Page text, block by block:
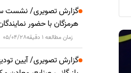
خانه جوان بندرعباس؛از برنامه
اثرگذاری اجتماعی
گزارش تصویری/ نشست
هرمزگان با حضور
زمان مطالعه 1 دقیقه 05/04/28
گزارش تصویری/ آیین